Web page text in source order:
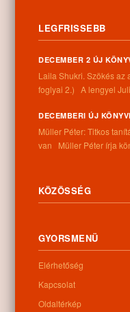
Kategóriák: Aktuális
Közlemény
LEGFRISSEBB
DECEMBER 2 ÚJ
Laila Shukri. Szökés ​az
foglyai 2.) A lengyel
DECEMBERI ÚJ
Müller Péter: Titkos
van Müller Péter írja
KÖZÖSSÉG
GYORSMENÜ
Elérhetőség
Kapcsolat
Oldaltérkép